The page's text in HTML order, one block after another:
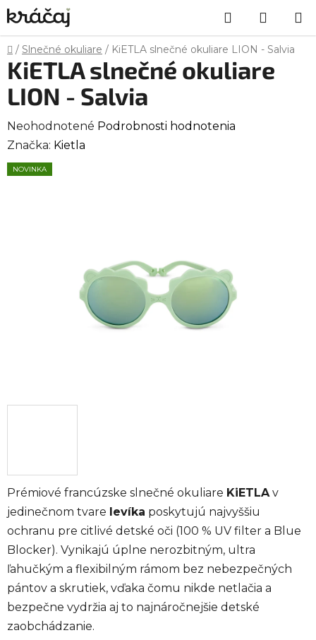
Prejsť
na
obsah
Hľadať
KOŠÍK
Domov
/ Slnečné okuliare / KiETLA slnečné okuliare LION - Salvia
Prémiové francúzske slnečné okuliare KiETLAv
jedinečnom tvare levíka poskytujú najvyššiu
ochranu pre citlivé detské oči (100 % UV filter a Blue
Blocker). Vynikajú úplne nerozbitným, ultra
ľahučkým a flexibilným rámom bez nebezpečných
pántov a skrutiek, vďaka čomu nikde netlačia a
bezpečne vydržia aj to najnáročnejšie detské
zaobchádzanie.
KiETLA slnečné okuliare
LION - Salvia
Priemerné
hodnotenie
produktu
Neohodnotené Podrobnosti hodnotenia
Značka: Kietla
NOVINKA